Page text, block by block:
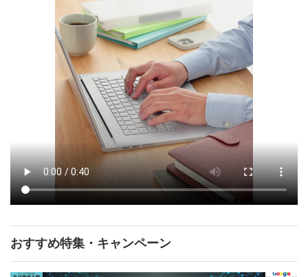
おすすめ特集・キャンペーン